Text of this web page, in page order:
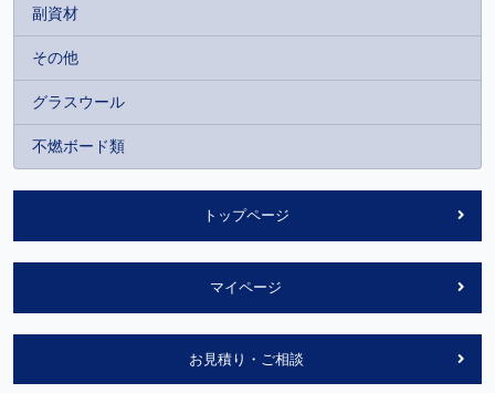
副資材
その他
グラスウール
不燃ボード類
トップページ
マイページ
お見積り・ご相談